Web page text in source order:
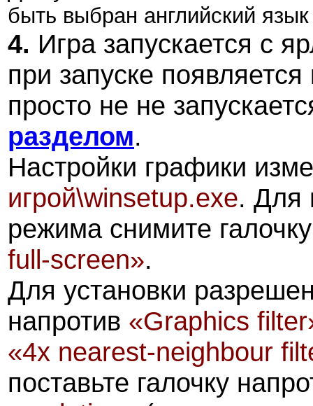
быть выбран английский
4. Игра запускается с
при запуске
просто не не
разделом.
Настройки графики
игрой\winsetup.exe. Для
режима снимите
full-screen».
Для установки
напротив «Graphics
«4x nearest-neighbour
поставьте галочку